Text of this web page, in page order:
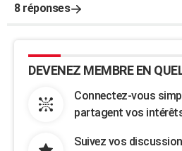
8 réponses
DEVENEZ MEMBRE EN
Connectez-vous
partagent vos
Suivez vos